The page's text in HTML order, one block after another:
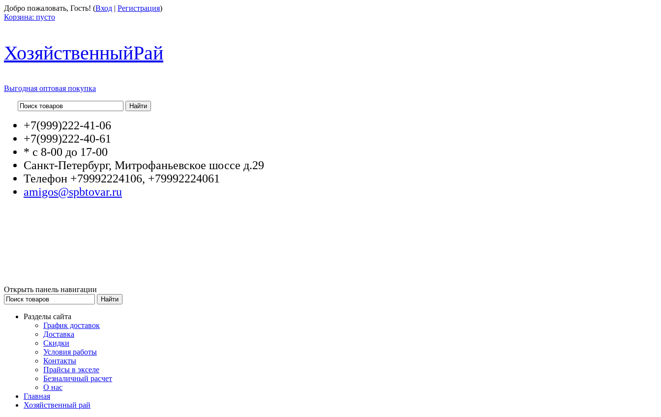
Добро пожаловать, Гость! (Вход | Регистрация)
Корзина: пусто
ХозяйственныйРай
Выгодная оптовая покупка
+7(999)222-41-06
+7(999)222-40-61
* с 8-00 до 17-00
Санкт-Петербург, Митрофаньевское шоссе д.29
Телефон +79992224106, +79992224061
amigos@spbtovar.ru
Открыть панель навигации
Разделы сайта
График доставок
Доставка
Скидки
Условия работы
Контакты
Прайсы в экселе
Безналичный расчет
О нас
Главная
Хозяйственный рай